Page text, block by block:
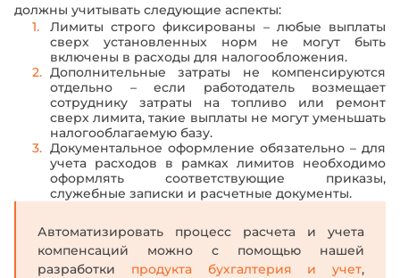
должны учитывать следующие аспекты:
Лимиты строго фиксированы – любые выплаты
сверх установленных норм не могут быть
включены в расходы для налогообложения.
Дополнительные затраты не компенсируются
отдельно – если работодатель возмещает
сотруднику затраты на топливо или ремонт
сверх лимита, такие выплаты не могут уменьшать
налогооблагаемую базу.
Документальное оформление обязательно – для
учета расходов в рамках лимитов необходимо
оформлять соответствующие приказы,
служебные записки и расчетные документы.
Автоматизировать процесс расчета и учета
компенсаций можно с помощью нашей
разработки продукта бухгалтерия и учет,
Введите ваше имя
Введите ваше имя